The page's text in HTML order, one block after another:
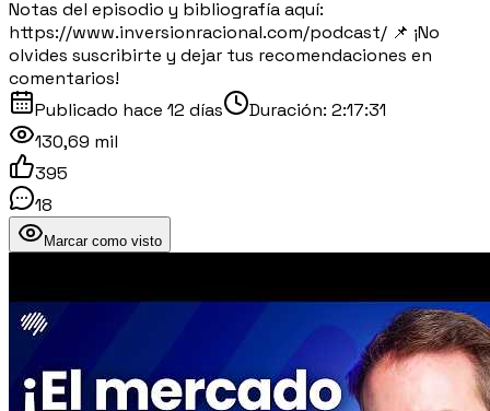
Notas del episodio y bibliografía aquí:
https://www.inversionracional.com/podcast/ 📌 ¡No
olvides suscribirte y dejar tus recomendaciones en
comentarios!
Publicado hace 12 días Duración: 2:17:31
130,69 mil
395
18
Marcar como visto